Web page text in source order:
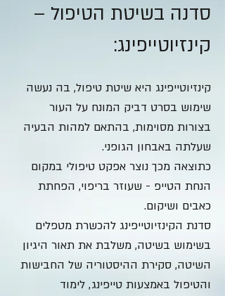
סדנה בשיטת הטיפול –
קינזיוטייפינג:
קינזיוטייפינג היא שיטת טיפול, בה נעשה
שימוש בסרט דביק המונח על העור
בצורות מסוימות, בהתאם למהות הבעיה
שעלתה באבחון הגופני.
כתוצאה מכך נוצר אפקט טיפולי במקום
הנחת הטייפ - שעוזר בריפוי, הפחתת
כאבים ושיקום.
סדנת הקינזיוטייפינג להכשרת מטפלים
בשימוש בשיטה, משלבת את תאור היגיון
השיטה, סקירת ההיסטוריה של החבישות
והטיפול באמצעות טייפינג, לימוד